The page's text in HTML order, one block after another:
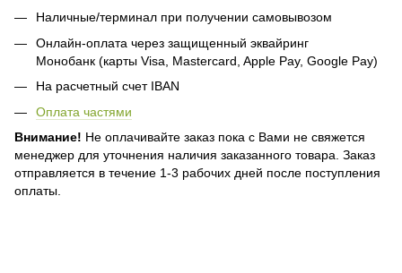
Наличные/терминал при получении самовывозом
Онлайн-оплата через защищенный эквайринг
Монобанк (карты Visa, Mastercard, Apple Pay, Google Pay)
На расчетный счет IBAN
Оплата частями
Внимание! Не оплачивайте заказ пока с Вами не свяжется
менеджер для уточнения наличия заказанного товара. Заказ
отправляется в течение 1-3 рабочих дней после поступления
оплаты.